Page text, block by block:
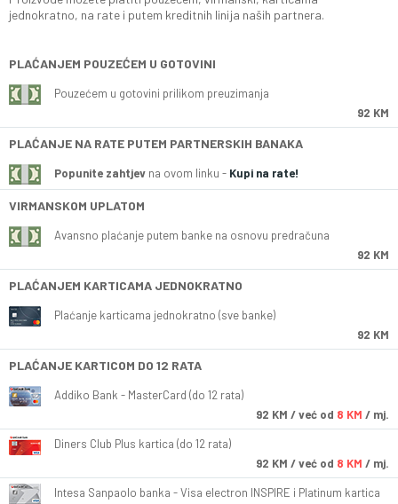
jednokratno, na rate i putem kreditnih linija naših partnera.
PLAĆANJEM POUZEĆEM U GOTOVINI
Pouzećem u gotovini prilikom preuzimanja
92 KM
PLAĆANJE NA RATE PUTEM PARTNERSKIH BANAKA
Popunite zahtjev na ovom linku - Kupi na rate!
VIRMANSKOM UPLATOM
Avansno plaćanje putem banke na osnovu predračuna
92 KM
PLAĆANJEM KARTICAMA JEDNOKRATNO
Plaćanje karticama jednokratno (sve banke)
92 KM
PLAĆANJE KARTICOM DO 12 RATA
Addiko Bank - MasterCard (do 12 rata)
92 KM / već od 8 KM / mj.
Diners Club Plus kartica (do 12 rata)
92 KM / već od 8 KM / mj.
Intesa Sanpaolo banka - Visa electron INSPIRE i Platinum kartica